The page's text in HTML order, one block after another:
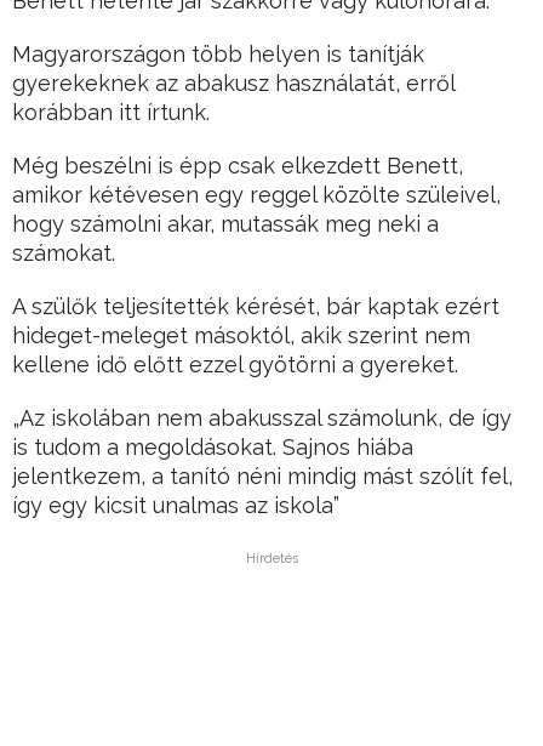
Magyarországon több helyen is tanítják
gyerekeknek az abakusz használatát, erről
korábban itt írtunk.
Még beszélni is épp csak elkezdett Benett,
amikor kétévesen egy reggel közölte szüleivel,
hogy számolni akar, mutassák meg neki a
számokat.
A szülők teljesítették kérését, bár kaptak ezért
hideget-meleget másoktól, akik szerint nem
kellene idő előtt ezzel gyötörni a gyereket.
„Az iskolában nem abakusszal számolunk, de így
is tudom a megoldásokat. Sajnos hiába
jelentkezem, a tanító néni mindig mást szólít fel,
így egy kicsit unalmas az iskola”
Hirdetés